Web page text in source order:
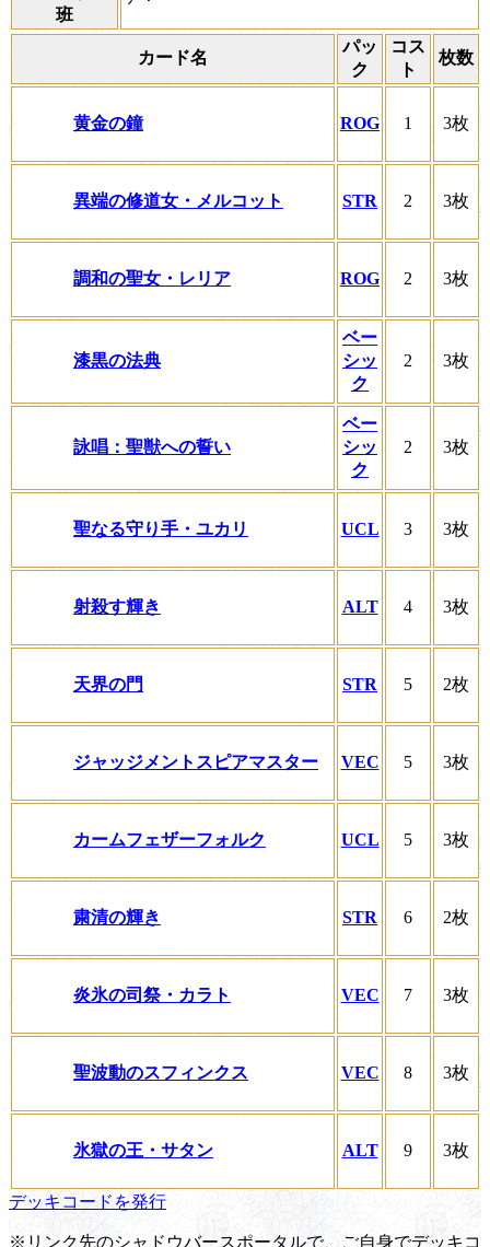
班
カード名
パッ
ク
コス
ト
枚数
黄金の鐘 ROG 1 3枚
異端の修道女・メルコット STR 2 3枚
調和の聖女・レリア ROG 2 3枚
漆黒の法典
ベー
シッ
ク
2 3枚
詠唱：聖獣への誓い
ベー
シッ
ク
2 3枚
聖なる守り手・ユカリ UCL 3 3枚
射殺す輝き ALT 4 3枚
天界の門 STR 5 2枚
ジャッジメントスピアマスター VEC 5 3枚
カームフェザーフォルク UCL 5 3枚
粛清の輝き STR 6 2枚
炎氷の司祭・カラト VEC 7 3枚
聖波動のスフィンクス VEC 8 3枚
氷獄の王・サタン ALT 9 3枚
デッキコードを発行
※リンク先のシャドウバースポータルで、ご自身でデッキコ